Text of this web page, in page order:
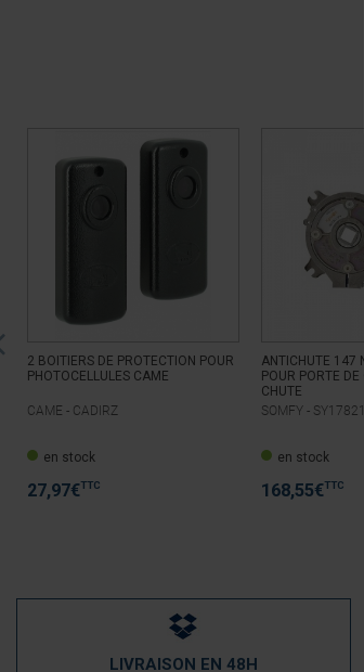
2 BOITIERS DE PROTECTION POUR
PHOTOCELLULES CAME
CAME - CADIRZ
en stock
27,97€TTC
ANTICHUTE 147
POUR PORTE
CHUTE
SOMFY -
en stock
168,55€TTC
LIVRAISON EN 48H